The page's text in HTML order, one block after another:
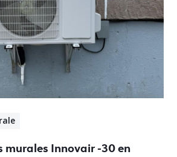
murales Innovair -30 en